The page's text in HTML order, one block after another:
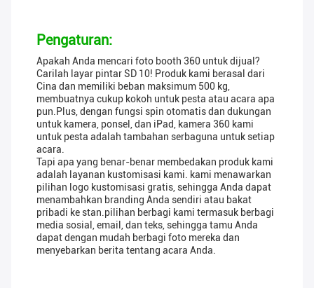
Pengaturan:
Apakah Anda mencari foto booth 360 untuk dijual?
Carilah layar pintar SD 10! Produk kami berasal dari
Cina dan memiliki beban maksimum 500 kg,
membuatnya cukup kokoh untuk pesta atau acara apa
pun.Plus, dengan fungsi spin otomatis dan dukungan
untuk kamera, ponsel, dan iPad, kamera 360 kami
untuk pesta adalah tambahan serbaguna untuk setiap
acara.
Tapi apa yang benar-benar membedakan produk kami
adalah layanan kustomisasi kami. kami menawarkan
pilihan logo kustomisasi gratis, sehingga Anda dapat
menambahkan branding Anda sendiri atau bakat
pribadi ke stan.pilihan berbagi kami termasuk berbagi
media sosial, email, dan teks, sehingga tamu Anda
dapat dengan mudah berbagi foto mereka dan
menyebarkan berita tentang acara Anda.